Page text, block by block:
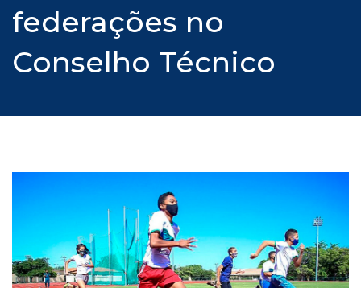
federações no
Conselho Técnico